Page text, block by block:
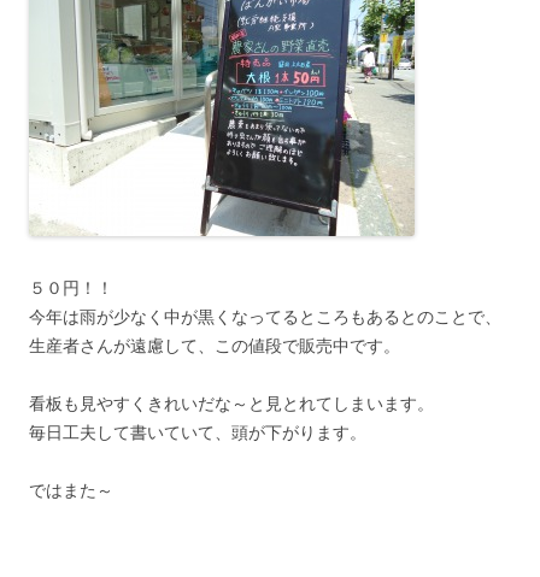
５０円！！
今年は雨が少なく中が黒くなってるところもあるとのことで、
生産者さんが遠慮して、この値段で販売中です。
看板も見やすくきれいだな～と見とれてしまいます。
毎日工夫して書いていて、頭が下がります。
ではまた～